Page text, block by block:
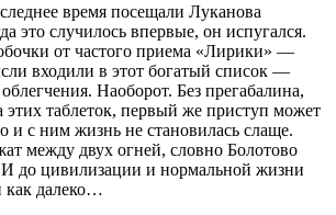
время посещали Луканова
это случилось впервые, он испугался.
от частого приема «Лирики» —
входили в этот богатый список —
Наоборот. Без прегабалина,
этих таблеток, первый же приступ может
и с ним жизнь не становилась слаще.
между двух огней, словно Болотово
И до цивилизации и нормальной жизни
как далеко…